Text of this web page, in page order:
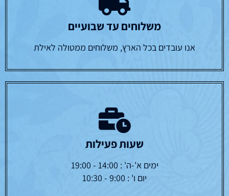
משלוחים עד שבועיים
אנו עובדים בכל הארץ, משלוחים ממטולה לאילת
שעות פעילות
ימים א'-ה' : 14:00 - 19:00
יום ו' : 9:00 - 10:30